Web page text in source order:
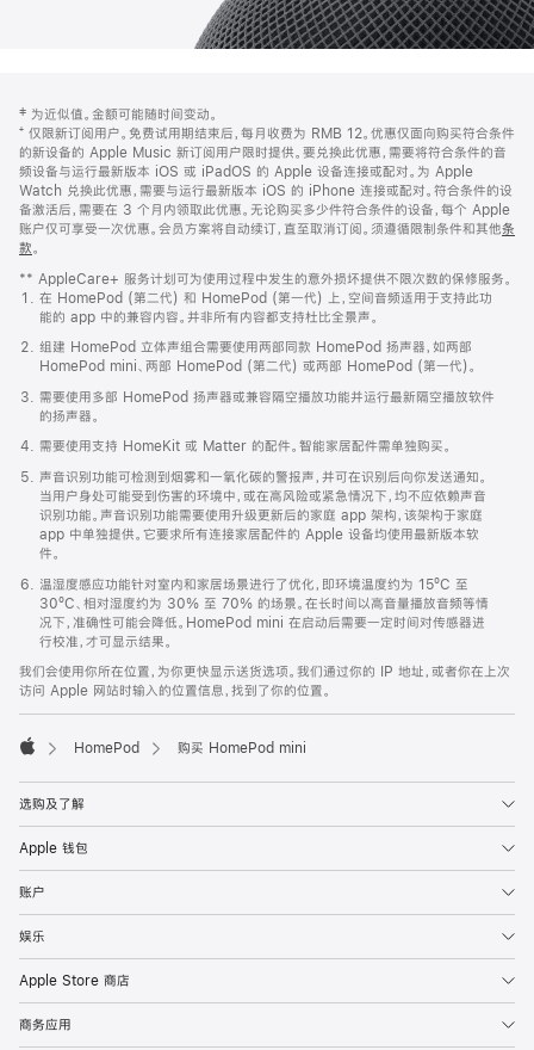
页
页
脚
注
‡ 为近似值。金额可能随时间变动。
⁺ 仅限新订阅用户。免费试用期结束后，每月收费为 RMB 12。优惠仅面向购买符合条件
的新设备的 Apple Music 新订阅用户限时提供。要兑换此优惠，需要将符合条件的音
频设备与运行最新版本 iOS 或 iPadOS 的 Apple 设备连接或配对。为 Apple
Watch 兑换此优惠，需要与运行最新版本 iOS 的 iPhone 连接或配对。符合条件的设
备激活后，需要在 3 个月内领取此优惠。无论购买多少件符合条件的设备，每个 Apple
账户仅可享受一次优惠。会员方案将自动续订，直至取消订阅。须遵循限制条件和其他条
款。
窗
口
中
打
开)
** AppleCare+ 服务计划可为使用过程中发生的意外损坏提供不限次数的保修服务。
在 HomePod (第二代) 和 HomePod (第一代) 上，空间音频适用于支持此功
能的 app 中的兼容内容。并非所有内容都支持杜比全景声。
组建 HomePod 立体声组合需要使用两部同款 HomePod 扬声器，如两部
HomePod mini、两部 HomePod (第二代) 或两部 HomePod (第一代)。
需要使用多部 HomePod 扬声器或兼容隔空播放功能并运行最新隔空播放软件
的扬声器。
需要使用支持 HomeKit 或 Matter 的配件。智能家居配件需单独购买。
声音识别功能可检测到烟雾和一氧化碳的警报声，并可在识别后向你发送通知。
当用户身处可能受到伤害的环境中，或在高风险或紧急情况下，均不应依赖声音
识别功能。声音识别功能需要使用升级更新后的家庭 app 架构，该架构于家庭
app 中单独提供。它要求所有连接家居配件的 Apple 设备均使用最新版本软
件。
温湿度感应功能针对室内和家居场景进行了优化，即环境温度约为 15ºC 至
30ºC、相对湿度约为 30% 至 70% 的场景。在长时间以高音量播放音频等情
况下，准确性可能会降低。HomePod mini 在启动后需要一定时间对传感器进
行校准，才可显示结果。
我们会使用你所在位置，为你更快显示送货选项。我们通过你的 IP 地址，或者你在上次
访问 Apple 网站时输入的位置信息，找到了你的位置。
HomePod 购买 HomePod mini
选购及了解
Apple 钱包
账户
娱乐
Apple Store 商店
商务应用